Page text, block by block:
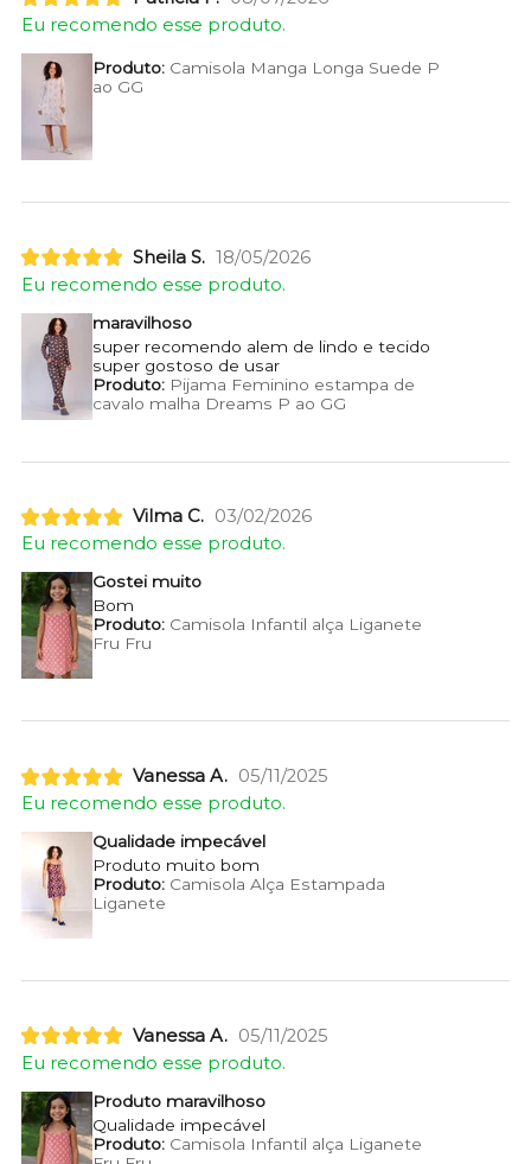
Eu recomendo esse produto.
Produto:Camisola Manga Longa Suede P
ao GG
Sheila S. 18/05/2026
Eu recomendo esse produto.
maravilhoso
super recomendo alem de lindo e tecido
super gostoso de usar
Produto:Pijama Feminino estampa de
cavalo malha Dreams P ao GG
Vilma C. 03/02/2026
Eu recomendo esse produto.
Gostei muito
Bom
Produto:Camisola Infantil alça Liganete
Fru Fru
Vanessa A. 05/11/2025
Eu recomendo esse produto.
Qualidade impecável
Produto muito bom
Produto:Camisola Alça Estampada
Liganete
Vanessa A. 05/11/2025
Eu recomendo esse produto.
Produto maravilhoso
Qualidade impecável
Produto:Camisola Infantil alça Liganete